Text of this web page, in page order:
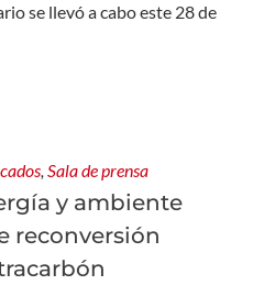
se llevó a cabo este 28 de
Sala de prensa
y ambiente
reconversión